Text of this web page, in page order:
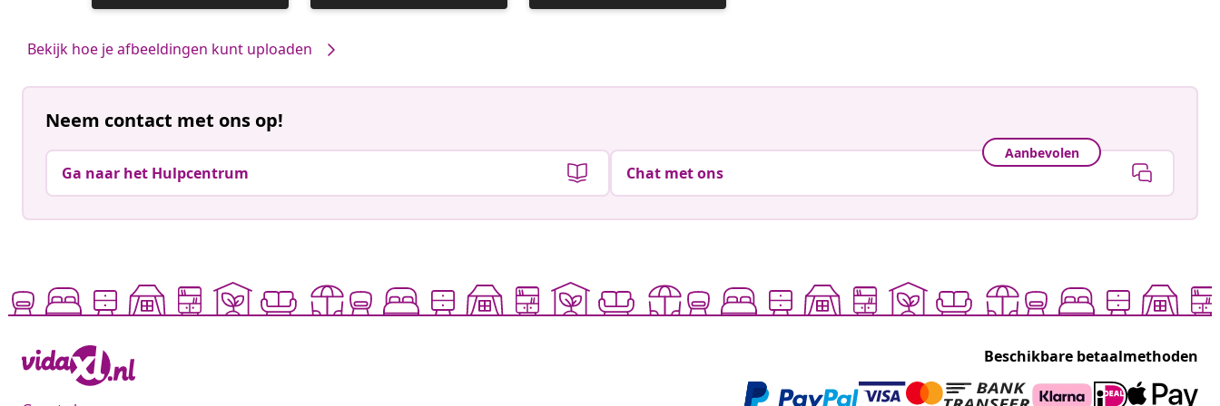
gepubliceerd
gepubliceerd
gepubliceerd
Bekijk hoe je afbeeldingen kunt uploaden
Neem contact met ons op!
Ga naar het Hulpcentrum
Aanbevolen
Chat met ons
Beschikbare betaalmethoden